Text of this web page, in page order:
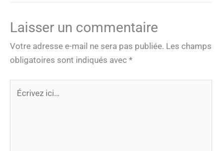
Laisser un commentaire
Votre adresse e-mail ne sera pas publiée. Les champs
obligatoires sont indiqués avec *